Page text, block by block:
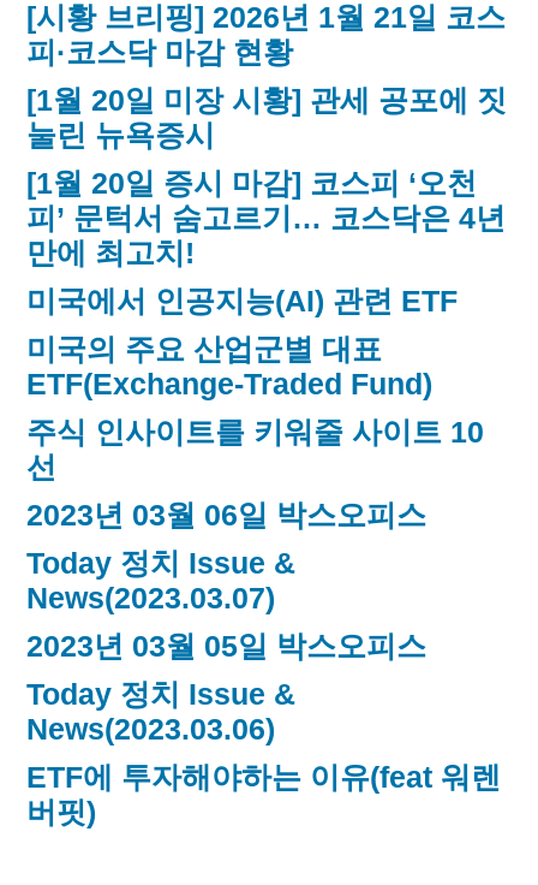
[시황 브리핑] 2026년 1월 21일 코스
피·코스닥 마감 현황
[1월 20일 미장 시황] 관세 공포에 짓
눌린 뉴욕증시
[1월 20일 증시 마감] 코스피 ‘오천
피’ 문턱서 숨고르기… 코스닥은 4년
만에 최고치!
미국에서 인공지능(AI) 관련 ETF
미국의 주요 산업군별 대표
ETF(Exchange-Traded Fund)
주식 인사이트를 키워줄 사이트 10
선
2023년 03월 06일 박스오피스
Today 정치 Issue &
News(2023.03.07)
2023년 03월 05일 박스오피스
Today 정치 Issue &
News(2023.03.06)
ETF에 투자해야하는 이유(feat 워렌
버핏)